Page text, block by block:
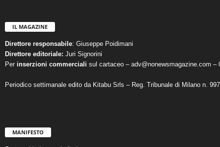
IL MAGAZINE
Direttore responsabile: Giuseppe Poidimani
Direttore editoriale: Juri Signorini
Per inserzioni commerciali sul cartaceo – adv@nonewsmagazine.com –
Periodico settimanale edito da Kitabu Srls – Reg. Tribunale di Milano n.
MANIFESTO